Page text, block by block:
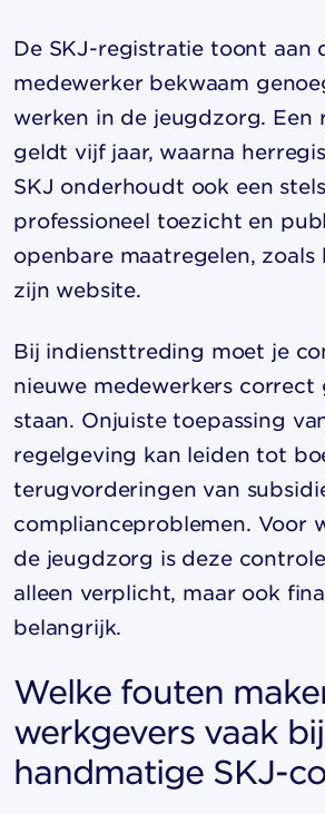
De SKJ-registratie toont aan
medewerker bekwaam
werken in de jeugdzorg. Een
geldt vijf jaar, waarna
SKJ onderhoudt ook een
professioneel toezicht en
openbare maatregelen, zoals
zijn website.
Bij indiensttreding moet je
nieuwe medewerkers correct
staan. Onjuiste toepassing
regelgeving kan leiden tot
terugvorderingen van
complianceproblemen. Voor
de jeugdzorg is deze
alleen verplicht, maar ook
belangrijk.
Welke fouten
werkgevers vaak bij
handmatige SKJ-